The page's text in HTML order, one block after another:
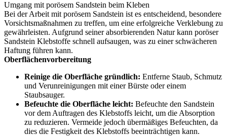
Umgang mit porösem Sandstein beim Kleben
Bei der Arbeit mit porösem Sandstein ist es entscheidend, besondere
Vorsichtsmaßnahmen zu treffen, um eine erfolgreiche Verklebung zu
gewährleisten. Aufgrund seiner absorbierenden Natur kann poröser
Sandstein Klebstoffe schnell aufsaugen, was zu einer schwächeren
Haftung führen kann.
Oberflächenvorbereitung
Reinige die Oberfläche gründlich: Entferne Staub, Schmutz
und Verunreinigungen mit einer Bürste oder einem
Staubsauger.
Befeuchte die Oberfläche leicht: Befeuchte den Sandstein
vor dem Auftragen des Klebstoffs leicht, um die Absorption
zu reduzieren. Vermeide jedoch übermäßiges Befeuchten, da
dies die Festigkeit des Klebstoffs beeinträchtigen kann.